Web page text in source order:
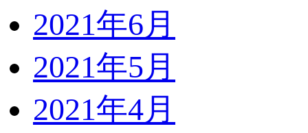
2021年6月
2021年5月
2021年4月